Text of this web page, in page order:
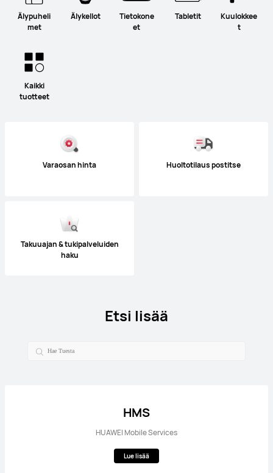
Älypuheli
met
Älykellot
Tietokone
et
Tabletit
Kuulokkee
t
Kaikki
tuotteet
Varaosan hinta Huoltotilaus postitse
Takuuajan & tukipalveluiden
haku
Etsi lisää
HMS
HUAWEI Mobile Services
Lue lisää